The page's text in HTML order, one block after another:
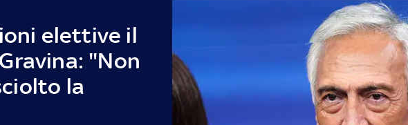
elettive il
"Non
la